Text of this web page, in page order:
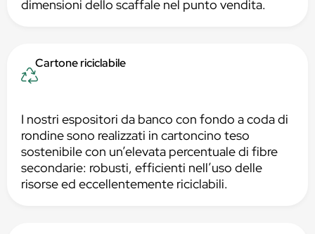
dimensioni dello scaffale nel punto vendita.
Cartone riciclabile
I nostri espositori da banco con fondo a coda di
rondine sono realizzati in cartoncino teso
sostenibile con un’elevata percentuale di fibre
secondarie: robusti, efficienti nell’uso delle
risorse ed eccellentemente riciclabili.